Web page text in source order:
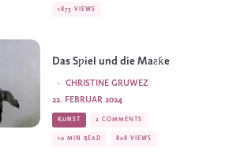
1873 VIEWS
Das Sƿiel und die Maƨƙe
CHRISTINE GRUWEZ
·
22. FEBRUAR 2024
KUNST 2 COMMENTS
10 MIN READ 808 VIEWS